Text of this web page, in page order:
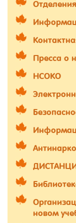
Отделения
Пресса о
НСОКО
новом